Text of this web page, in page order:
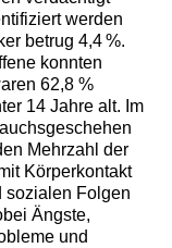
werden
betrug 4,4 %.
konnten
62,8 %
14 Jahre alt. Im
Mehrzahl der
Körperkontakt
sozialen Folgen
Ängste,
und